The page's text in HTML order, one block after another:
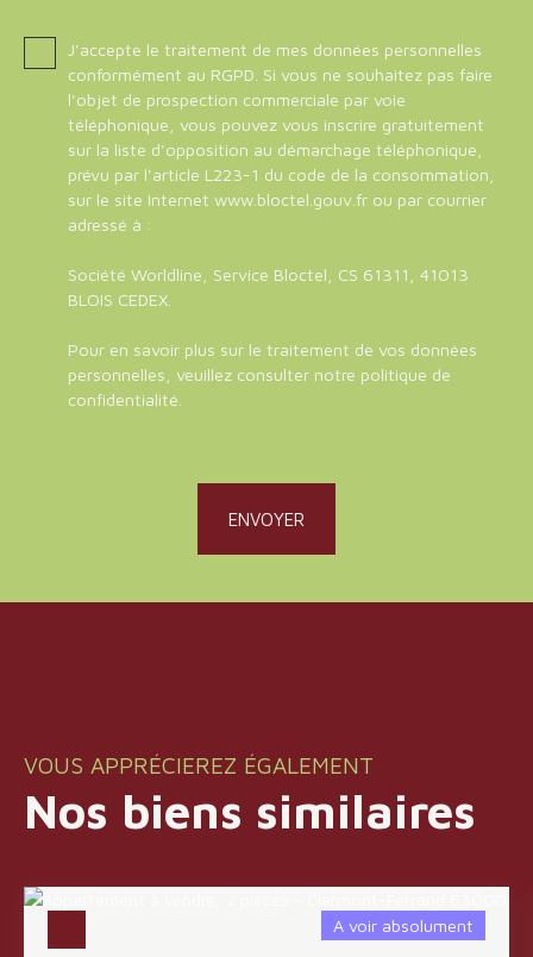
J'accepte le traitement de mes données personnelles
conformément au RGPD. Si vous ne souhaitez pas faire
l'objet de prospection commerciale par voie
téléphonique, vous pouvez vous inscrire gratuitement
sur la liste d'opposition au démarchage téléphonique,
prévu par l'article L223-1 du code de la consommation,
sur le site Internet www.bloctel.gouv.fr ou par courrier
adressé à :
Société Worldline, Service Bloctel, CS 61311, 41013
BLOIS CEDEX.
Pour en savoir plus sur le traitement de vos données
personnelles, veuillez consulter notre politique de
confidentialité
ENVOYER
VOUS APPRÉCIEREZ ÉGALEMENT
Nos biens similaires
A voir absolument